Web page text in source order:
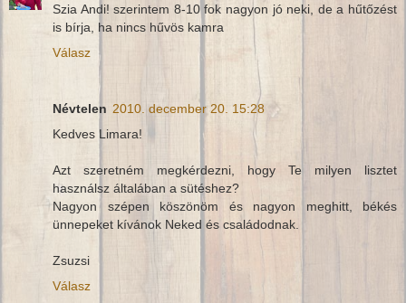
Szia Andi! szerintem 8-10 fok nagyon jó neki, de a hűtőzést
is bírja, ha nincs hűvös kamra
Válasz
Névtelen 2010. december 20. 15:28
Kedves Limara!
Azt szeretném megkérdezni, hogy Te milyen lisztet
használsz általában a sütéshez?
Nagyon szépen köszönöm és nagyon meghitt, békés
ünnepeket kívánok Neked és családodnak.
Zsuzsi
Válasz